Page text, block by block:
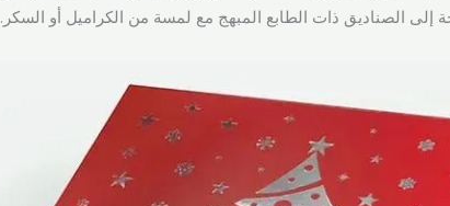
إلى الصناديق ذات الطابع المبهج مع لمسة من الكراميل أو السكر.